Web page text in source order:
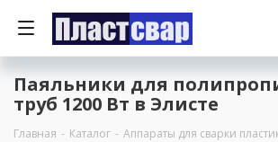
Паяльники для
труб 1200 Вт в Элисте
Главная - Каталог - Аппараты для сварки